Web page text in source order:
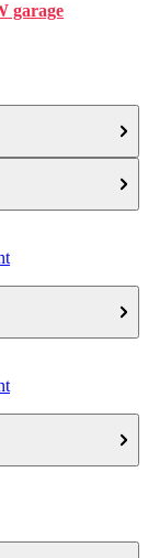
garage